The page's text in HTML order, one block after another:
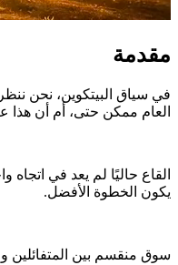
مقدمة
العام ممكن حتى، أم أن هذا
القاع حاليًا لم يعد في
يكون الخطوة الأفضل.
سوق منقسم بين المتفائلين